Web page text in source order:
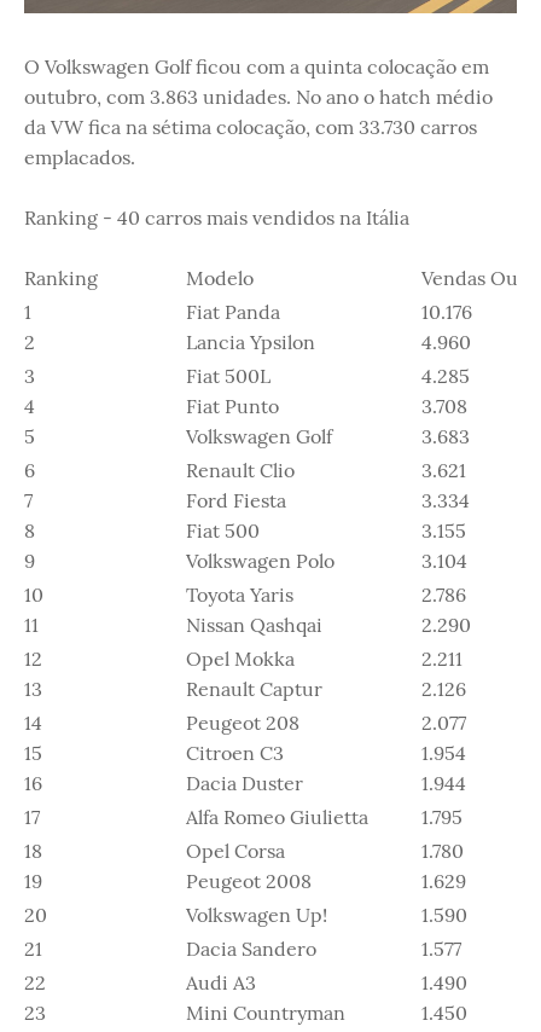
O Volkswagen Golf ficou com a quinta colocação em
outubro, com 3.863 unidades. No ano o hatch médio
da VW fica na sétima colocação, com 33.730 carros
emplacados.
Ranking - 40 carros mais vendidos na Itália
Ranking Modelo
Vendas Out
1
Fiat Panda
10.176
2
Lancia Ypsilon
4.960
3
Fiat 500L
4.285
4
Fiat Punto
3.708
5
Volkswagen Golf
3.683
6
Renault Clio
3.621
7
Ford Fiesta
3.334
8
Fiat 500
3.155
9
Volkswagen Polo
3.104
10
Toyota Yaris
2.786
11
Nissan Qashqai
2.290
12
Opel Mokka
2.211
13
Renault Captur
2.126
14
Peugeot 208
2.077
15
Citroen C3
1.954
16
Dacia Duster
1.944
17
Alfa Romeo Giulietta
1.795
18
Opel Corsa
1.780
19
Peugeot 2008
1.629
20
Volkswagen Up!
1.590
21
Dacia Sandero
1.577
22
Audi A3
1.490
23
Mini Countryman
1.450